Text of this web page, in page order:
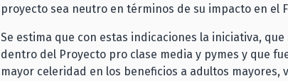
proyecto sea neutro en términos de su impacto en el
Se estima que con estas indicaciones la iniciativa,
dentro del Proyecto pro clase media y pymes y que
mayor celeridad en los beneficios a adultos mayores,